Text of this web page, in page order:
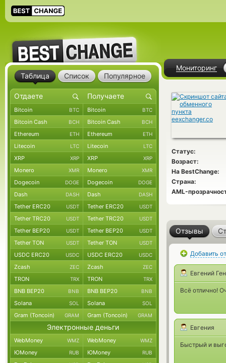
Мониторинг
Статус:
Возраст:
На BestChange:
Страна:
AML-
Отзывы
Добавить
Евгений
Всё отлично!
Евгения
Быстрый и
Таблица Список Популярное
Bitcoin BTC Bitcoin BTC
Bitcoin Cash BCH Bitcoin Cash BCH
Ethereum ETH Ethereum ETH
Litecoin LTC Litecoin LTC
XRP XRP XRP XRP
Monero XMR Monero XMR
Dogecoin DOGE Dogecoin DOGE
Dash DASH Dash DASH
Tether ERC20 USDT Tether ERC20 USDT
Tether TRC20 USDT Tether TRC20 USDT
Tether BEP20 USDT Tether BEP20 USDT
Tether TON USDT Tether TON USDT
USDC ERC20 USDC USDC ERC20 USDC
Zcash ZEC Zcash ZEC
TRON TRX TRON TRX
BNB BEP20 BNB BNB BEP20 BNB
Solana SOL Solana SOL
Gram (Toncoin) GRAM Gram (Toncoin) GRAM
Электронные деньги
WebMoney WMZ WebMoney WMZ
ЮMoney RUB ЮMoney RUB